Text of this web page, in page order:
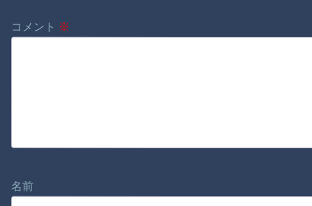
コメント ※
名前